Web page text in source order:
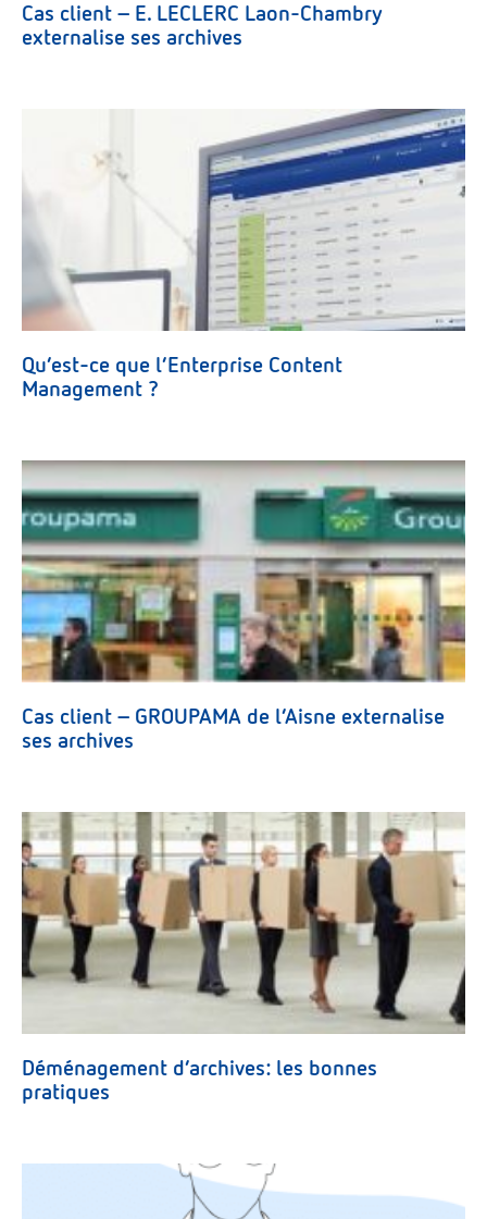
Cas client – E. LECLERC Laon-Chambry
externalise ses archives
Qu’est-ce que l’Enterprise Content
Management ?
Cas client – GROUPAMA de l’Aisne externalise
ses archives
Déménagement d’archives: les bonnes
pratiques